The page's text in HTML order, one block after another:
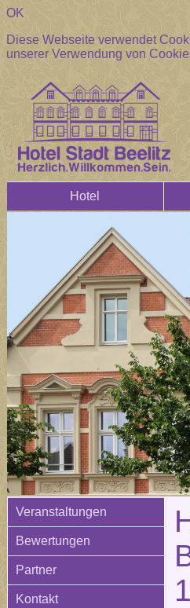
OK
Diese Webseite verwendet
unserer Verwendung von
Hotel
Veranstaltungen
Bewertungen
Partner
Kontakt